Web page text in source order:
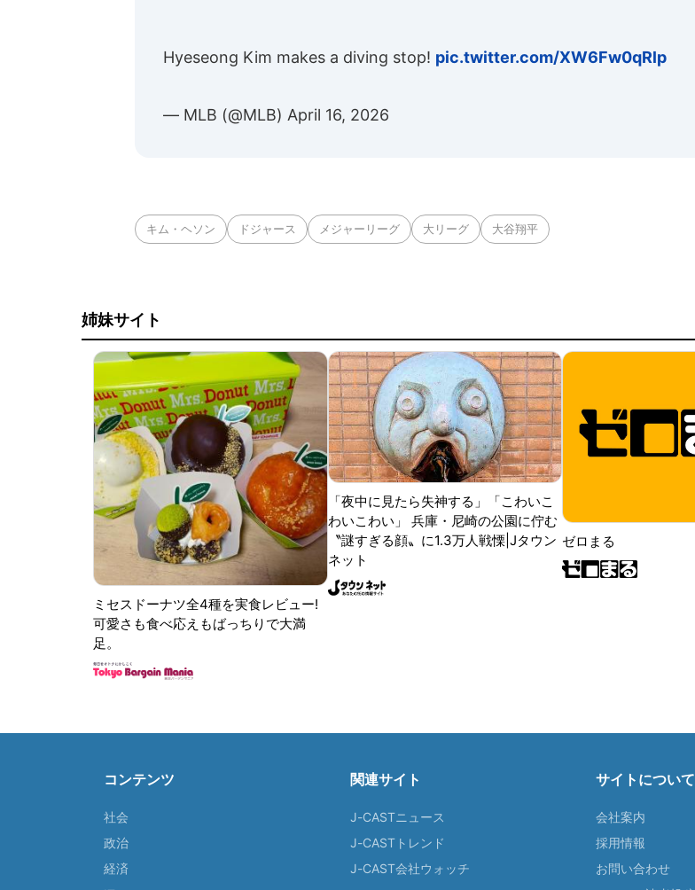
Hyeseong Kim makes a diving stop! pic.twitter.com/XW6Fw0qRlp
— MLB (@MLB) April 16, 2026
キム・ヘソン ドジャース メジャーリーグ 大リーグ 大谷翔平
姉妹サイト
ミセスドーナツ全4種を実食レビュー!
可愛さも食べ応えもばっちりで大満
足。
「夜中に見たら失神する」「こわいこ
わいこわい」 兵庫・尼崎の公園に佇む
〝謎すぎる顔〟に1.3万人戦慄|Jタウン
ネット
ゼロまる
コンテンツ
社会
政治
経済
関連サイト
J-CASTニュース
J-CASTトレンド
J-CAST会社ウォッチ
サイトについて
会社案内
採用情報
お問い合わせ